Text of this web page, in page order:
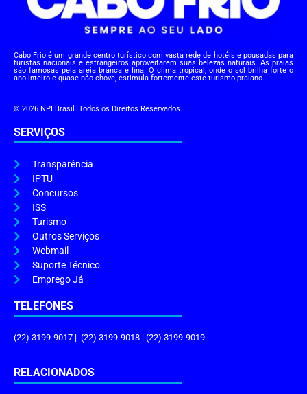
Cabo Frio é um grande centro turístico com vasta rede de hotéis e pousadas para
turistas nacionais e estrangeiros aproveitarem suas belezas naturais. As praias
são famosas pela areia branca e fina. O clima tropical, onde o sol brilha forte o
ano inteiro e quase não chove, estimula fortemente este turismo praiano.
© 2026 NPI Brasil. Todos os Direitos Reservados.
SERVIÇOS
Transparência
IPTU
Concursos
ISS
Turismo
Outros Serviços
Webmail
Suporte Técnico
Emprego Já
TELEFONES
(22) 3199-9017 | (22) 3199-9018 | (22) 3199-9019
RELACIONADOS